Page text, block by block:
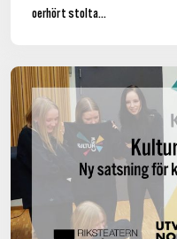
oerhört stolta...